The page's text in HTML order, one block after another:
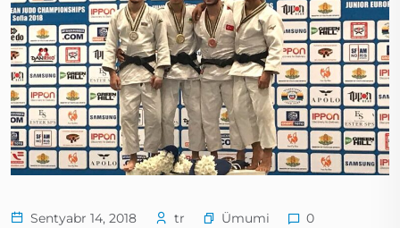
Sentyabr 14, 2018 tr Ümumi 0